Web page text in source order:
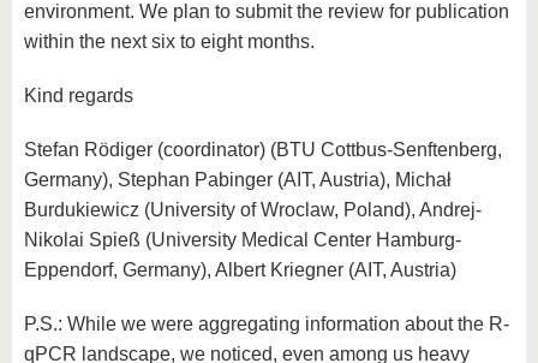
environment. We plan to submit the review for publication
within the next six to eight months.
Kind regards
Stefan Rödiger (coordinator) (BTU Cottbus-Senftenberg,
Germany), Stephan Pabinger (AIT, Austria), Michał
Burdukiewicz (University of Wroclaw, Poland), Andrej-
Nikolai Spieß (University Medical Center Hamburg-
Eppendorf, Germany), Albert Kriegner (AIT, Austria)
P.S.: While we were aggregating information about the R-
qPCR landscape, we noticed, even among us heavy